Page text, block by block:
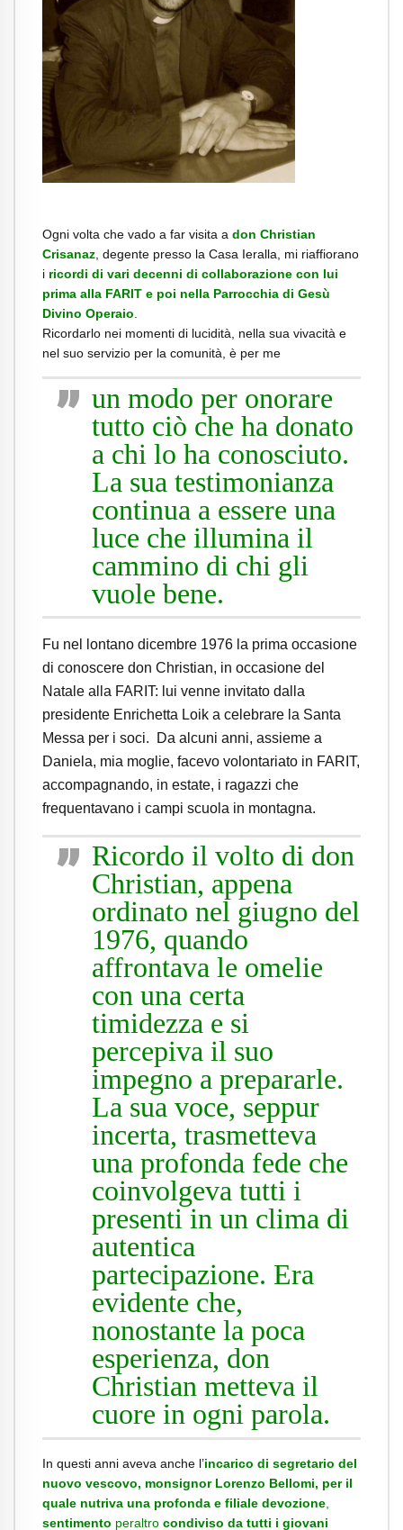
Ogni volta che vado a far visita a don Christian
Crisanaz , degente presso la Casa Ieralla, mi riaffiorano
i ricordi di vari decenni di collaborazione con lui
prima alla FARIT e poi nella Parrocchia di Gesù
Divino Operaio
Ricordarlo nei momenti di lucidità, nella sua vivacità e
nel suo servizio per la comunità, è per me
un modo per onorare
tutto ciò che ha donato
a chi lo ha conosciuto.
La sua testimonianza
continua a essere una
luce che illumina il
cammino di chi gli
vuole bene.
Fu nel lontano dicembre 1976 la prima occasione
di conoscere don Christian, in occasione del
Natale alla FARIT: lui venne invitato dalla
presidente Enrichetta Loik a celebrare la Santa
Messa per i soci. Da alcuni anni, assieme a
Daniela, mia moglie, facevo volontariato in FARIT,
accompagnando, in estate, i ragazzi che
frequentavano i campi scuola in montagna.
Ricordo il volto di don
Christian, appena
ordinato nel giugno del
1976, quando
affrontava le omelie
con una certa
timidezza e si
percepiva il suo
impegno a prepararle.
La sua voce, seppur
incerta, trasmetteva
una profonda fede che
coinvolgeva tutti i
presenti in un clima di
autentica
partecipazione. Era
evidente che,
nonostante la poca
esperienza, don
Christian metteva il
cuore in ogni parola.
In questi anni aveva anche l’incarico di segretario del
nuovo vescovo, monsignor Lorenzo Bellomi, per il
quale nutriva una profonda e filiale devozione,
sentimento peraltro condiviso da tutti i giovani